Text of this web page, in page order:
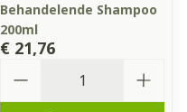
Behandelende Shampoo
200ml
€ 21,76